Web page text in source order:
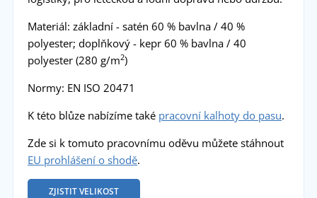
Materiál: základní - satén 60 % bavlna / 40 %
polyester; doplňkový - kepr 60 % bavlna / 40
polyester (280 g/m2)
Normy: EN ISO 20471
K této blůze nabízíme také pracovní kalhoty do pasu.
Zde si k tomuto pracovnímu oděvu můžete stáhnout
EU prohlášení o shodě.
ZJISTIT VELIKOST